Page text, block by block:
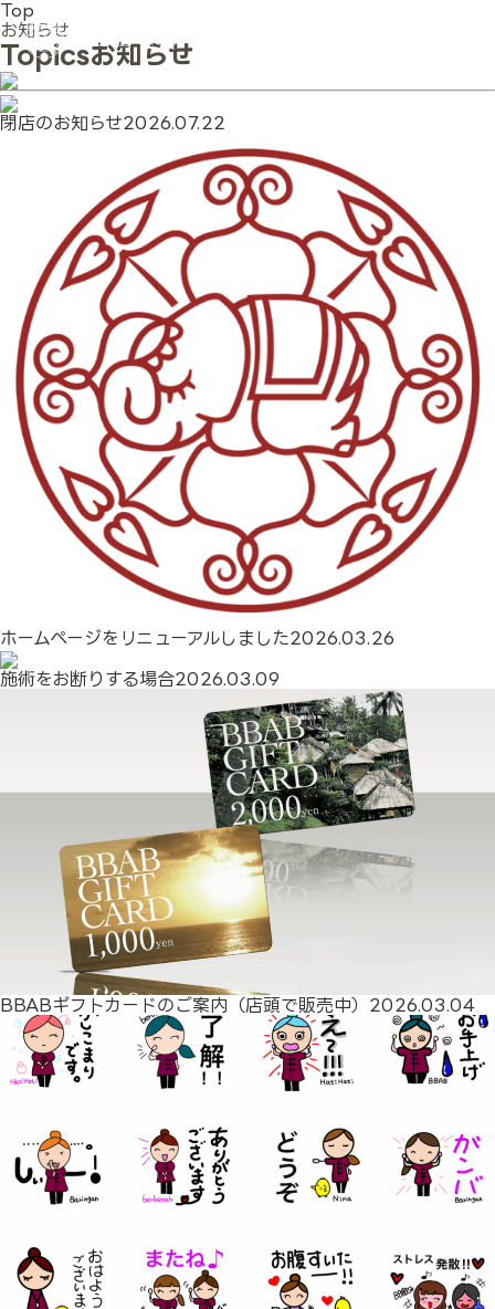
ホーム
BBABの想い
会社案内
店舗検索
コースメニュー
ブランド紹介
お知らせ
採用情報
お問合せ
Top
お知らせ
Topicsお知らせ
閉店のお知らせ2026.07.22
ホームページをリニューアルしました2026.03.26
施術をお断りする場合2026.03.09
BBABギフトカードのご案内（店頭で販売中） 2026.03.04